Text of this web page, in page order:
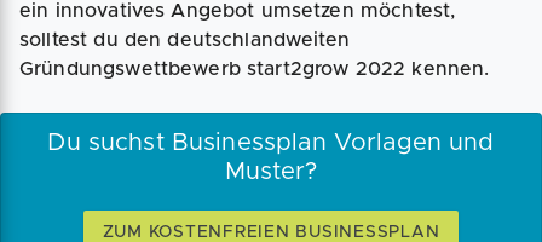
ein innovatives Angebot umsetzen möchtest,
solltest du den deutschlandweiten
Gründungswettbewerb start2grow 2022 kennen.
Du suchst Businessplan Vorlagen und
Muster?
ZUM KOSTENFREIEN BUSINESSPLAN